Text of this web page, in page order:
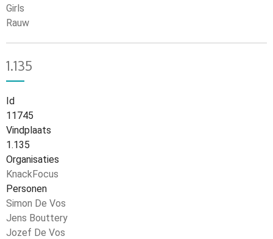
Girls
Rauw
1.135
Id
11745
Vindplaats
1.135
Organisaties
KnackFocus
Personen
Simon De Vos
Jens Bouttery
Jozef De Vos